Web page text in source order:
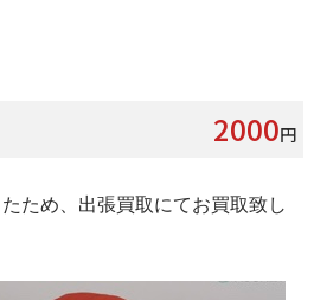
2000円
ため、出張買取にてお買取致し